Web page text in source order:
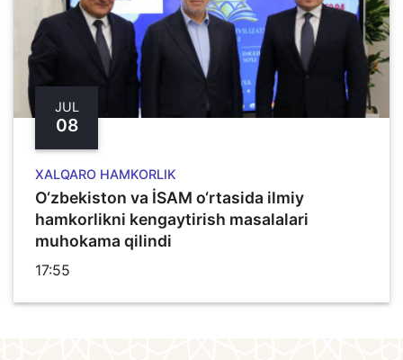
JUL
08
XALQARO HAMKORLIK
O‘zbekiston va İSAM o‘rtasida ilmiy
hamkorlikni kengaytirish masalalari
muhokama qilindi
17:55